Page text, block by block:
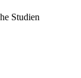
Studien